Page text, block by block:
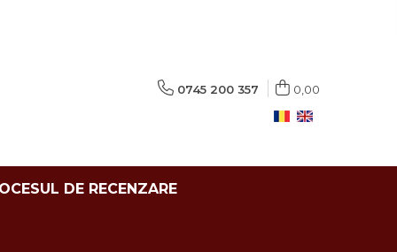
0745 200 357 0,00
DE RECENZARE